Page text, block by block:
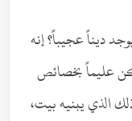
ديناً عجيباً؟ إنه
عليماً بخصائص
الذي يبنيه بيت،